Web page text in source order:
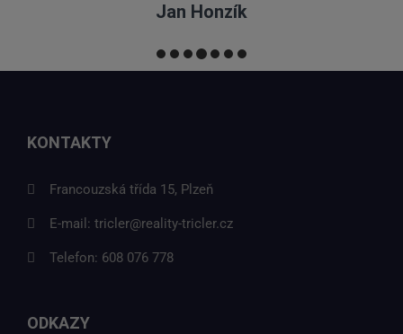
Jan Honzík
KONTAKTY
Francouzská třída 15, Plzeň
E-mail: tricler@reality-tricler.cz
Telefon: 608 076 778
ODKAZY